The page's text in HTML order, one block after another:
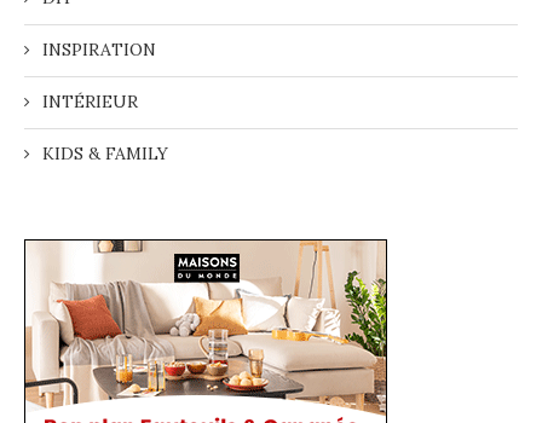
INSPIRATION
INTÉRIEUR
KIDS & FAMILY